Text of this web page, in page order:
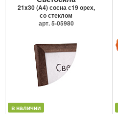
21x30 (A4) сосна с19 орех,
со стеклом
арт. 5-05980
в наличии